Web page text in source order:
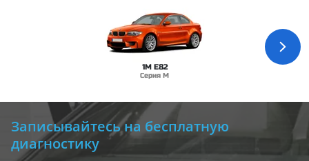
1M E82
Серия M
Записывайтесь на бесплатную
диагностику